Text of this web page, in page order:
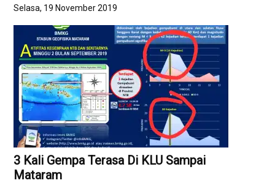
Selasa, 19 November 2019
3 Kali Gempa Terasa Di KLU Sampai
Mataram